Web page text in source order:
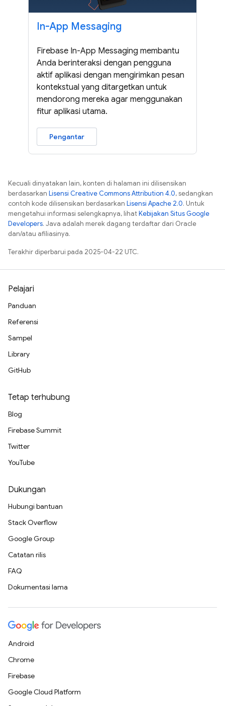
In-App Messaging
Firebase In-App Messaging membantu
Anda berinteraksi dengan pengguna
aktif aplikasi dengan mengirimkan pesan
kontekstual yang ditargetkan untuk
mendorong mereka agar menggunakan
fitur aplikasi utama.
Pengantar
Kecuali dinyatakan lain, konten di halaman ini dilisensikan
berdasarkan Lisensi Creative Commons Attribution 4.0, sedangkan
contoh kode dilisensikan berdasarkan Lisensi Apache 2.0. Untuk
mengetahui informasi selengkapnya, lihatKebijakan Situs Google
Developers. Java adalah merek dagang terdaftar dari Oracle
dan/atau afiliasinya.
Terakhir diperbarui pada 2025-04-22 UTC.
Pelajari
Panduan
Referensi
Sampel
Library
GitHub
Tetap terhubung
Blog
Firebase Summit
Twitter
YouTube
Dukungan
Hubungi bantuan
Stack Overflow
Google Group
Catatan rilis
FAQ
Dokumentasi lama
Android
Chrome
Firebase
Google Cloud Platform